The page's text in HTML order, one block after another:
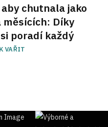
chutnala jako
měsících: Díky
poradí každý
VAŘIT